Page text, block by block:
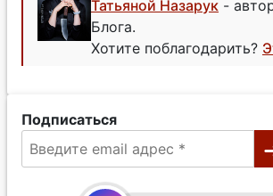
Татьяной Назарук -
Блога.
Хотите поблагодарить?
Подписаться